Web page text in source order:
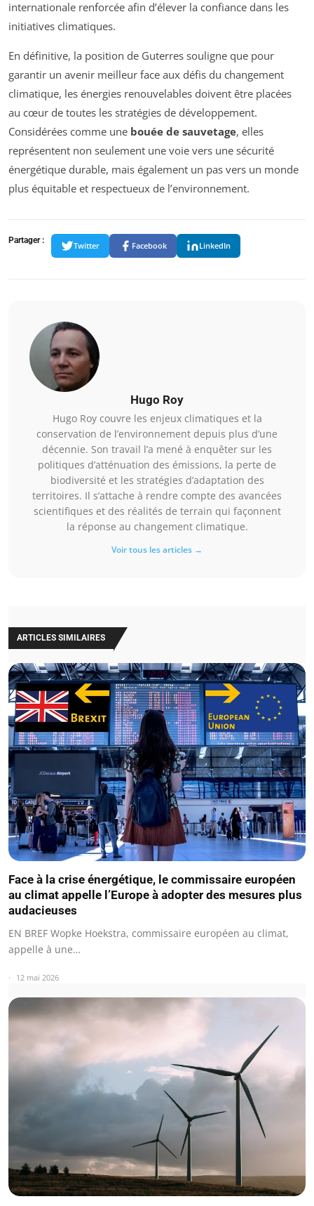
internationale renforcée afin d’élever la confiance dans les
initiatives climatiques.
En définitive, la position de Guterres souligne que pour
garantir un avenir meilleur face aux défis du changement
climatique, les énergies renouvelables doivent être placées
au cœur de toutes les stratégies de développement.
Considérées comme une bouée de sauvetage, elles
représentent non seulement une voie vers une sécurité
énergétique durable, mais également un pas vers un monde
plus équitable et respectueux de l’environnement.
Partager :
Twitter Facebook LinkedIn
Hugo Roy
Hugo Roy couvre les enjeux climatiques et la
conservation de l’environnement depuis plus d’une
décennie. Son travail l’a mené à enquêter sur les
politiques d’atténuation des émissions, la perte de
biodiversité et les stratégies d’adaptation des
territoires. Il s’attache à rendre compte des avancées
scientifiques et des réalités de terrain qui façonnent
la réponse au changement climatique.
Voir tous les articles →
ARTICLES SIMILAIRES
Face à la crise énergétique, le commissaire européen
au climat appelle l’Europe à adopter des mesures plus
audacieuses
EN BREF Wopke Hoekstra, commissaire européen au climat,
appelle à une…
12 mai 2026